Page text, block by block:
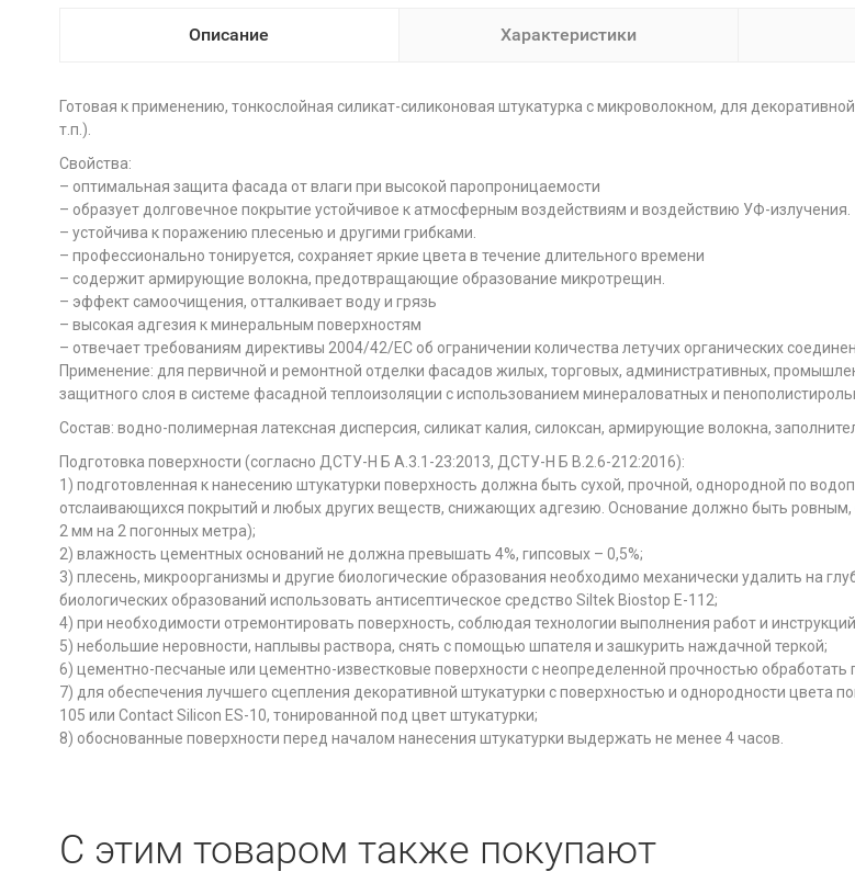
Описание Характеристики
Готовая к применению, тонкослойная силикат-силиконовая штукатурка с микроволокном, для
т.п.).
Свойства:
– оптимальная защита фасада от влаги при высокой паропроницаемости
– образует долговечное покрытие устойчивое к атмосферным воздействиям и воздействию УФ-излучения.
– устойчива к поражению плесенью и другими грибками.
– профессионально тонируется, сохраняет яркие цвета в течение длительного времени
– содержит армирующие волокна, предотвращающие образование микротрещин.
– эффект самоочищения, отталкивает воду и грязь
– высокая адгезия к минеральным поверхностям
– отвечает требованиям директивы 2004/42/ЕС об ограничении количества летучих органических
Применение: для первичной и ремонтной отделки фасадов жилых, торговых, административных,
защитного слоя в системе фасадной теплоизоляции с использованием минераловатных и
Состав: водно-полимерная латексная дисперсия, силикат калия, силоксан, армирующие волокна,
Подготовка поверхности (согласно ДСТУ-Н Б А.3.1-23:2013, ДСТУ-Н Б В.2.6-212:2016):
1) подготовленная к нанесению штукатурки поверхность должна быть сухой, прочной, однородной по
отслаивающихся покрытий и любых других веществ, снижающих адгезию. Основание должно быть ровным,
2 мм на 2 погонных метра);
2) влажность цементных оснований не должна превышать 4%, гипсовых – 0,5%;
3) плесень, микроорганизмы и другие биологические образования необходимо механически удалить на
биологических образований использовать антисептическое средство Siltek Biostop Е-112;
4) при необходимости отремонтировать поверхность, соблюдая технологии выполнения работ и
5) небольшие неровности, наплывы раствора, снять с помощью шпателя и зашкурить наждачной теркой;
6) цементно-песчаные или цементно-известковые поверхности с неопределенной прочностью обработать
7) для обеспечения лучшего сцепления декоративной штукатурки с поверхностью и однородности цвета
105 или Contact Silicon ES-10, тонированной под цвет штукатурки;
8) обоснованные поверхности перед началом нанесения штукатурки выдержать не менее 4 часов.
C этим товаром также покупают